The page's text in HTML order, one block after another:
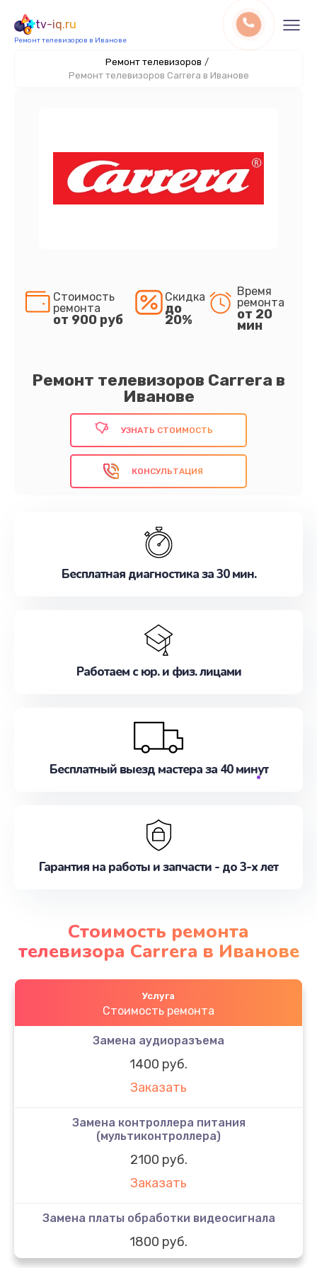
tv-iq.ru
Ремонт телевизоров в Иванове
Ремонт телевизоров /
Ремонт телевизоров Carrera в Иванове
Ремонт телевизоров Carrera в
Иванове
Стоимость
ремонта
от 900 руб
Скидка
до
20%
Время
ремонта
от 20
мин
УЗНАТЬ СТОИМОСТЬ
КОНСУЛЬТАЦИЯ
Бесплатная диагностика за 30 мин.
Работаем с юр. и физ. лицами
Бесплатный выезд мастера за 40 минут
Гарантия на работы и запчасти - до 3-х лет
Стоимость ремонта
телевизора Carrera в Иванове
Услуга
Стоимость ремонта
Замена аудиоразъема
1400 руб.
Заказать
Замена контроллера питания
(мультиконтроллера)
2100 руб.
Заказать
Замена платы обработки видеосигнала
1800 руб.